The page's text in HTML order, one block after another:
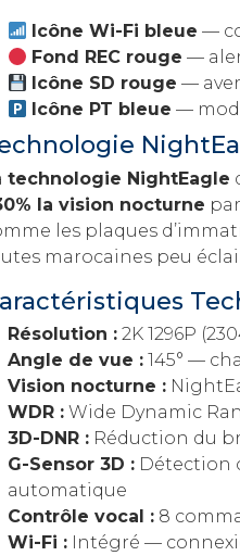
Icône Wi-Fi bleue —
Fond REC rouge —
Icône SD rouge —
Icône PT bleue —
technologie NightEagle
la vision nocturne
les plaques
marocaines peu
Résolution : 2K 1296P
Angle de vue : 145° —
Vision nocturne :
WDR : Wide Dynamic
3D-DNR : Réduction du
G-Sensor 3D : Détection
automatique
Contrôle vocal : 8
Wi-Fi : Intégré —